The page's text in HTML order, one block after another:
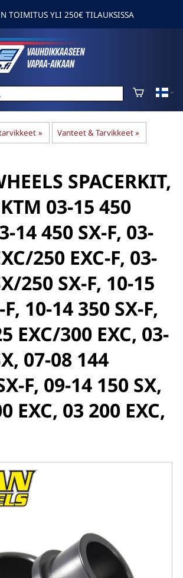
TOIMITUS YLI 250€ TILAUKSISSA
‪» Vanteet & Tarvikkeet‪»
SPACERKIT,
03-15 450
14 450 SX-F, 03-
250 EXC-F, 03-
250 SX-F, 10-15
10-14 350 SX-F,
EXC/300 EXC, 03-
07-08 144
F, 09-14 150 SX,
EXC, 03 200 EXC,